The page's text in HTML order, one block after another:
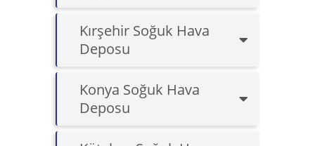
Kırşehir Soğuk Hava
Deposu
Konya Soğuk Hava
Deposu